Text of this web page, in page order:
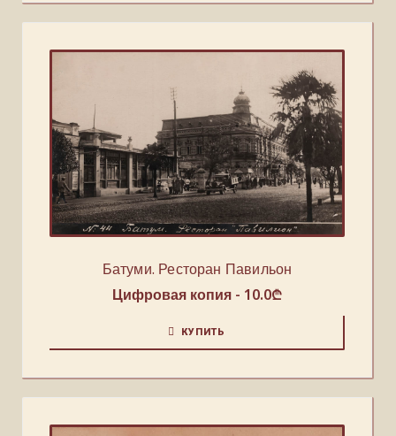
Батуми. Ресторан Павильон
Цифровая копия - 10.0₾
КУПИТЬ